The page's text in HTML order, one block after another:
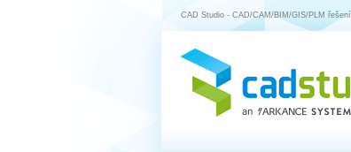
CAD Studio - CAD/CAM/BIM/GIS/PLM řešení